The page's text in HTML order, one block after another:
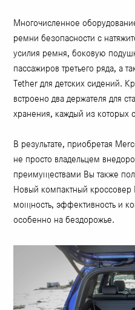
Многочисленное
ремни безопасности с
усилия ремня, боковую
пассажиров третьего ряда, а
Tether для детских сидений.
встроено два держателя для
хранения, каждый из которых
В результате, приобретая
не просто владельцем
преимуществами Вы также
Новый компактный кроссовер
мощность, эффективность и
особенно на бездорожье.